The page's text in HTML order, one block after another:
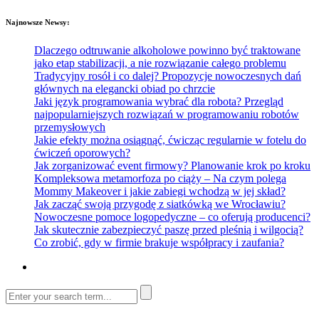
Najnowsze Newsy:
Dlaczego odtruwanie alkoholowe powinno być traktowane
jako etap stabilizacji, a nie rozwiązanie całego problemu
Tradycyjny rosół i co dalej? Propozycje nowoczesnych dań
głównych na elegancki obiad po chrzcie
Jaki język programowania wybrać dla robota? Przegląd
najpopularniejszych rozwiązań w programowaniu robotów
przemysłowych
Jakie efekty można osiągnąć, ćwicząc regularnie w fotelu do
ćwiczeń oporowych?
Jak zorganizować event firmowy? Planowanie krok po kroku
Kompleksowa metamorfoza po ciąży – Na czym polega
Mommy Makeover i jakie zabiegi wchodzą w jej skład?
Jak zacząć swoją przygodę z siatkówką we Wrocławiu?
Nowoczesne pomoce logopedyczne – co oferują producenci?
Jak skutecznie zabezpieczyć paszę przed pleśnią i wilgocią?
Co zrobić, gdy w firmie brakuje współpracy i zaufania?